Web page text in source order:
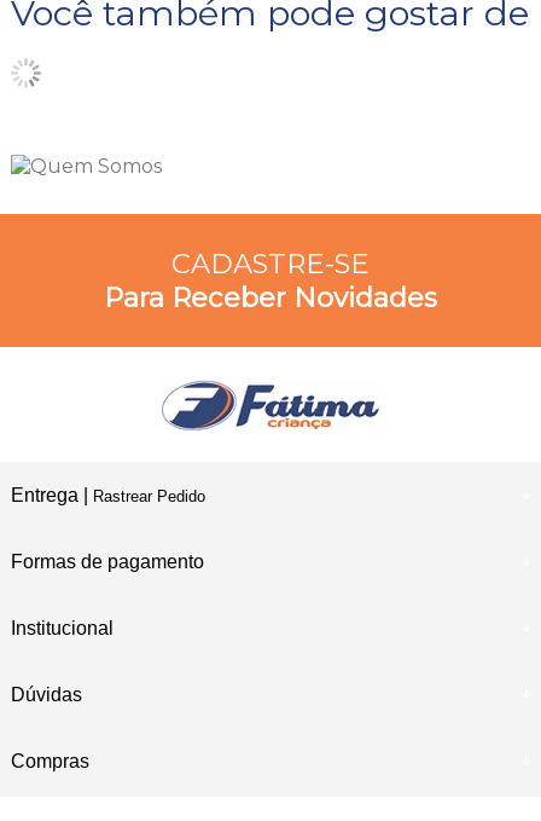
Você também pode gostar de
CADASTRE-SE
Para Receber Novidades
Entrega | Rastrear Pedido
Formas de pagamento
Institucional
Dúvidas
Compras